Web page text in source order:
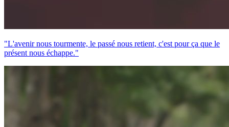
"L'avenir nous tourmente, le passé nous retient, c'est pour ça que le
présent nous échappe."